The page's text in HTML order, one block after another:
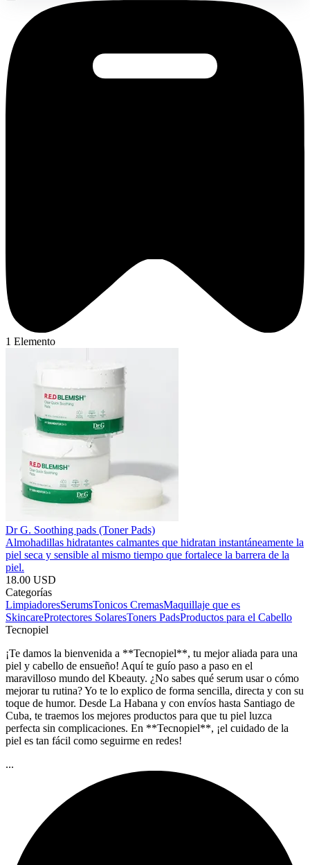
1 Elemento
Dr G. Soothing pads (Toner Pads)
Almohadillas hidratantes calmantes que hidratan instantáneamente la
piel seca y sensible al mismo tiempo que fortalece la barrera de la
piel.
18.00 USD
Categorías
LimpiadoresSerumsTonicos CremasMaquillaje que es
SkincareProtectores SolaresToners PadsProductos para el Cabello
Tecnopiel
¡Te damos la bienvenida a **Tecnopiel**, tu mejor aliada para una
piel y cabello de ensueño! Aquí te guío paso a paso en el
maravilloso mundo del Kbeauty. ¿No sabes qué serum usar o cómo
mejorar tu rutina? Yo te lo explico de forma sencilla, directa y con su
toque de humor. Desde La Habana y con envíos hasta Santiago de
Cuba, te traemos los mejores productos para que tu piel luzca
perfecta sin complicaciones. En **Tecnopiel**, ¡el cuidado de la
piel es tan fácil como seguirme en redes!
...